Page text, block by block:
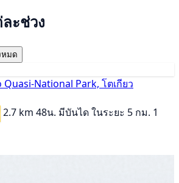
ะช่วง
หมด
National Park, โตเกียว
2.7 km 48น. มีบันไดในระยะ 5 กม. 1